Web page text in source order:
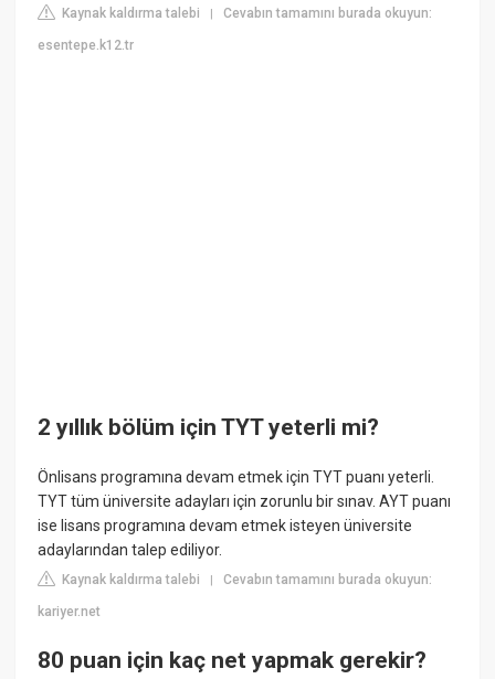
Kaynak kaldırma talebi |Cevabın tamamını burada okuyun:
esentepe.k12.tr
2 yıllık bölüm için TYT yeterli mi?
Önlisans programına devam etmek için TYT puanı yeterli.
TYT tüm üniversite adayları için zorunlu bir sınav. AYT puanı
ise lisans programına devam etmek isteyen üniversite
adaylarından talep ediliyor.
Kaynak kaldırma talebi |Cevabın tamamını burada okuyun:
kariyer.net
80 puan için kaç net yapmak gerekir?